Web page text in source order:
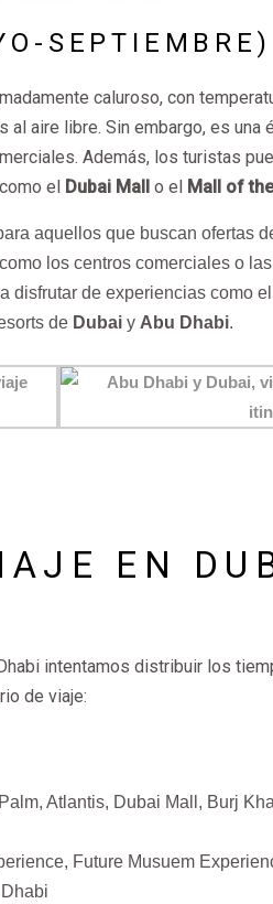
SEPTIEMBRE)
caluroso, con
aire libre. Sin embargo, es una
Además, los turistas
el Dubai Mall o el Mall of
aquellos que buscan ofertas
los centros comerciales o
disfrutar de experiencias como el
de Dubai y Abu Dhabi.
EN
intentamos distribuir los
de viaje:
Atlantis, Dubai Mall, Burj
Future Musuem